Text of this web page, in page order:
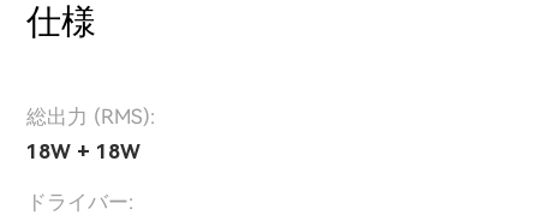
仕様
総出力 (RMS):
18W + 18W
ドライバー: